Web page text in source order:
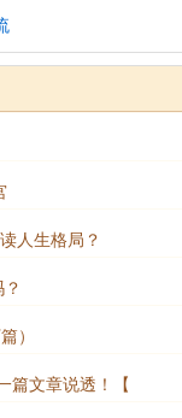
人生格局？
）
篇文章说透！【